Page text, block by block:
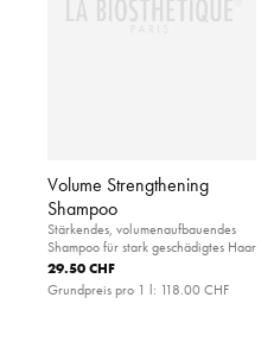
Volume Strengthening
Shampoo
Stärkendes, volumenaufbauendes
Shampoo für stark geschädigtes Haar
29.50 CHF
Grundpreis pro 1 l: 118.00 CHF